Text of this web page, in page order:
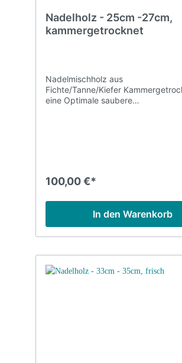
Nadelholz - 25cm -27cm,
kammergetrocknet
Nadelmischholz aus
Fichte/Tanne/Kiefer
eine Optimale saubere
100,00 €*
In den Warenkorb